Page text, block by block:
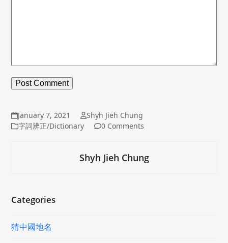
January 7, 2021
Shyh Jieh Chung
字詞辨正/Dictionary
0 Comments
Shyh Jieh Chung
Categories
猜中國地名